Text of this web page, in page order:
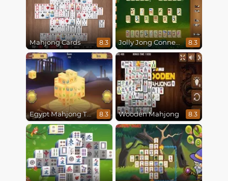
Mahjong Cards 8.3 Jolly Jong Connect 8.3
Egypt Mahjong Triple Dimensions 8.3 Wooden Mahjong 8.3